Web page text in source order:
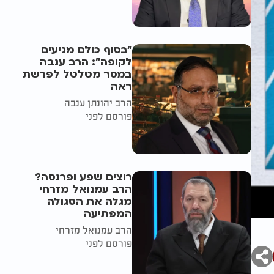
"בסוף כולם מגיעים
לקופה": הרב ענבה
במסר מטלטל לפרשת
ראה
הרב יהונתן ענבה
פורסם לפני
רוצים שפע ופרנסה?
הרב עמנואל מזרחי
מגלה את הסגולה
המפתיעה
הרב עמנואל מזרחי
פורסם לפני